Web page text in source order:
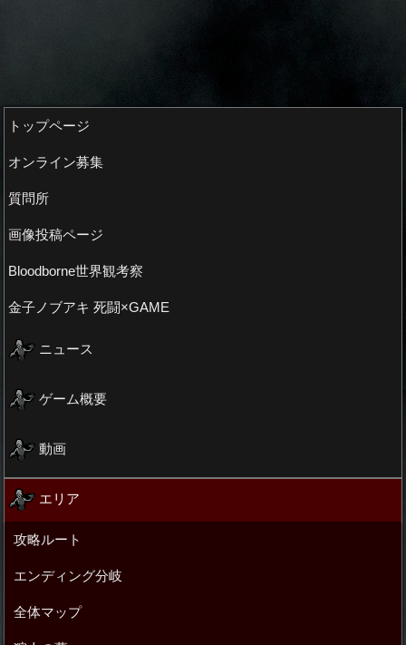
トップページ
オンライン募集
質問所
画像投稿ページ
Bloodborne世界観考察
金子ノブアキ 死闘×GAME
ニュース
ゲーム概要
動画
エリア
攻略ルート
エンディング分岐
全体マップ